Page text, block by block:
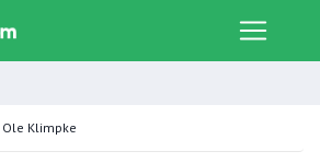
Ole Klimpke